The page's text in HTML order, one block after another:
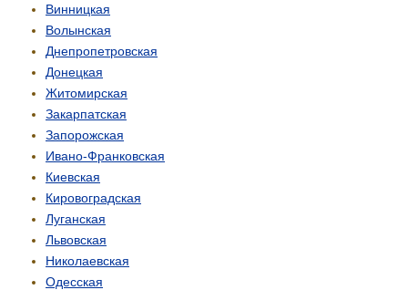
Винницкая
Волынская
Днепропетровская
Донецкая
Житомирская
Закарпатская
Запорожская
Ивано-Франковская
Киевская
Кировоградская
Луганская
Львовская
Николаевская
Одесская